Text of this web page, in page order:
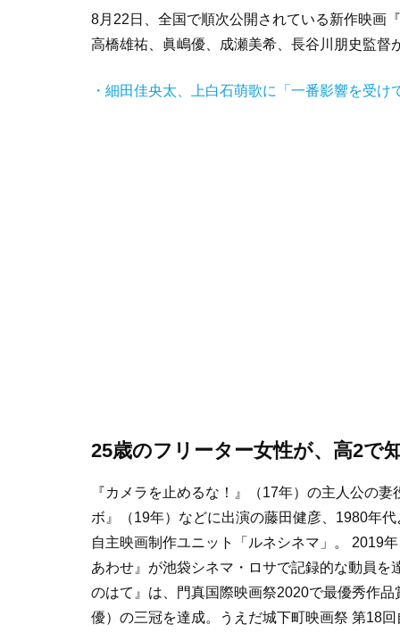
8月22日、全国で順次公開されている新作映画
高橋雄祐、眞嶋優、成瀬美希、長谷川朋史監督
・細田佳央太、上白石萌歌に「一番影響を受
25歳のフリーター女性が、高2で
『カメラを止めるな！』（17年）の主人公の
ボ』（19年）などに出演の藤田健彦、1980年
自主映画制作ユニット「ルネシネマ」。 2019
あわせ』が池袋シネマ・ロサで記録的な動員
のはて』は、門真国際映画祭2020で最優秀作
優）の三冠を達成。うえだ城下町映画祭 第18